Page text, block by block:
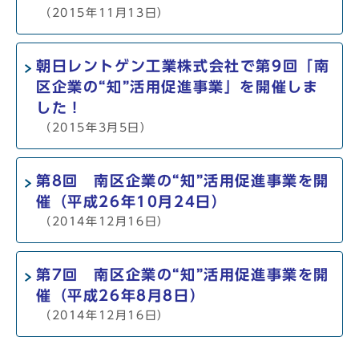
（2015年11月13日）
朝日レントゲン工業株式会社で第9回「南
区企業の“知”活用促進事業」を開催しま
した！
（2015年3月5日）
第8回 南区企業の“知”活用促進事業を開
催（平成26年10月24日）
（2014年12月16日）
第7回 南区企業の“知”活用促進事業を開
催（平成26年8月8日）
（2014年12月16日）